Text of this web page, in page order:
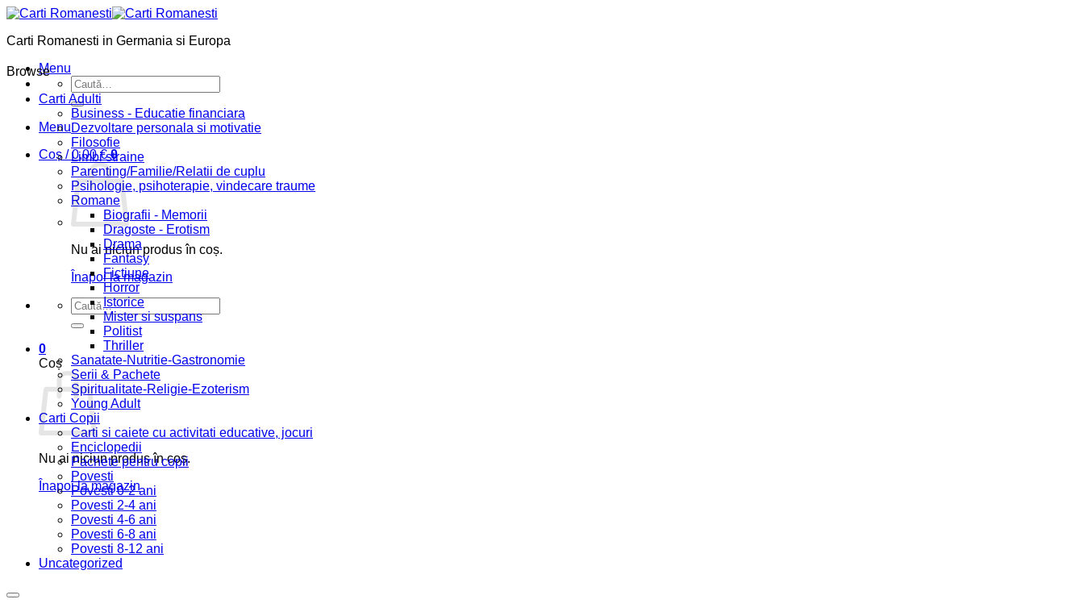
Skip
content
Carti Romanesti in Germania si Europa
Menu
Caută
după:
Menu
Coș /0,00€ 0
Nu ai niciun produs în coș.
Înapoi la magazin
Caută
după:
0
Coș
Nu ai niciun produs în coș.
Înapoi la magazin
Browse
Carti Adulti
Business - Educatie financiara
Dezvoltare personala si motivatie
Filosofie
Limbi straine
Parenting/Familie/Relatii de cuplu
Psihologie, psihoterapie, vindecare traume
Romane
Biografii - Memorii
Dragoste - Erotism
Drama
Fantasy
Fictiune
Horror
Istorice
Mister si suspans
Politist
Thriller
Sanatate-Nutritie-Gastronomie
Serii & Pachete
Spiritualitate-Religie-Ezoterism
Young Adult
Carti Copii
Carti si caiete cu activitati educative, jocuri
Enciclopedii
Pachete pentru copii
Povesti
Povesti 0-2 ani
Povesti 2-4 ani
Povesti 4-6 ani
Povesti 6-8 ani
Povesti 8-12 ani
Uncategorized